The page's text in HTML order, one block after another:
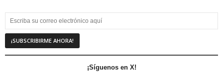
¡Síguenos en X!